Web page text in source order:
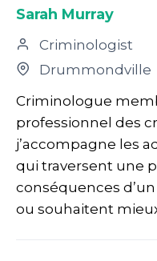
Sarah Murray
Criminologist
Drummondville
Criminologue
professionnel des
j’accompagne les
qui traversent une
conséquences
ou souhaitent